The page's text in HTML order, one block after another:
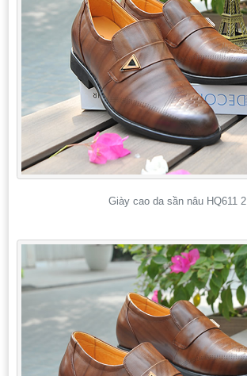
Giày cao da sần nâu HQ611 2